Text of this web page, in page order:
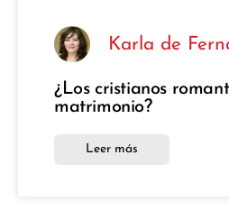
Karla de
¿Los cristianos
matrimonio?
Leer más